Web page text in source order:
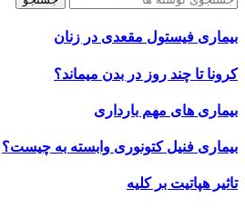
بیماری فیستول مقعدی در زنان
کرونا تا چند روز در بدن میماند؟
بیماری های مهم بارداری
بیماری فنیل کتونوری وابسته به چیست؟
تاثیر هپاتیت بر کلیه